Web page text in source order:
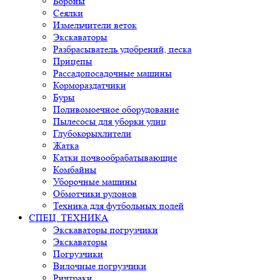
Сеялки
Измельчители веток
Экскаваторы
Разбрасыватель удобрений, песка
Прицепы
Рассадопосадочные машины
Кормораздатчики
Буры
Поливомоечное оборудование
Пылесосы для уборки улиц
Глубокорыхлители
Жатка
Катки почвообрабатывающие
Комбайны
Уборочные машины
Обмотчики рулонов
Техника для футбольных полей
СПЕЦ. ТЕХНИКА
Экскаваторы погрузчики
Экскаваторы
Погрузчики
Вилочные погрузчики